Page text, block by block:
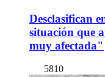
Desclasifican
situación que
muy afectada"
5810